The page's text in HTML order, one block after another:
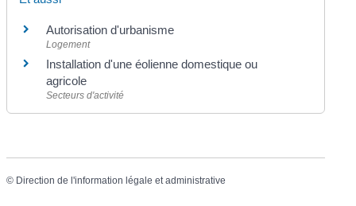
Autorisation d'urbanisme
Logement
Installation d'une éolienne domestique ou
agricole
Secteurs d'activité
© Direction de l'information légale et administrative